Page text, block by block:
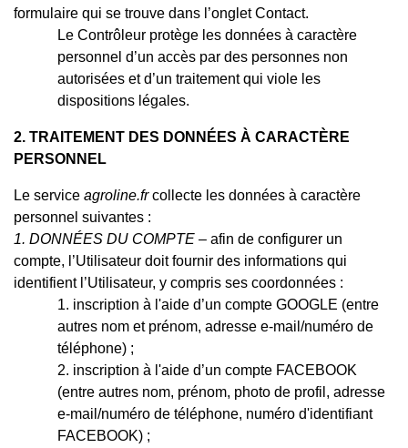
formulaire qui se trouve dans l’onglet Contact.
Le Contrôleur protège les données à caractère
personnel d’un accès par des personnes non
autorisées et d’un traitement qui viole les
dispositions légales.
2. TRAITEMENT DES DONNÉES À CARACTÈRE
PERSONNEL
Le service agroline.frcollecte les données à caractère
personnel suivantes :
1. DONNÉES DU COMPTE – afin de configurer un
compte, l’Utilisateur doit fournir des informations qui
identifient l’Utilisateur, y compris ses coordonnées :
inscription à l'aide d’un compte GOOGLE (entre
autres nom et prénom, adresse e-mail/numéro de
téléphone) ;
inscription à l'aide d’un compte FACEBOOK
(entre autres nom, prénom, photo de profil, adresse
e-mail/numéro de téléphone, numéro d'identifiant
FACEBOOK) ;